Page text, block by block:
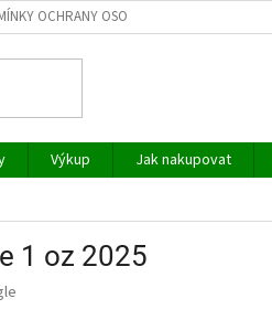
OCHRANY OSOBNÍCH ÚDAJŮ
Výkup Jak nakupovat
1 oz 2025